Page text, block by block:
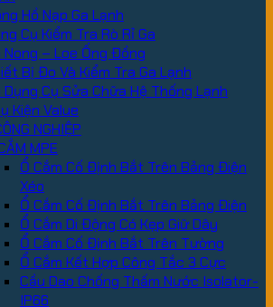
Hồ Nạp Ga Lạnh
Cụ Kiểm Tra Rò Rỉ Ga
Nong – Loe Ống Đồng
Bị Đo Và Kiểm Tra Ga Lạnh
Dụng Cụ Sửa Chữa Hệ Thống Lạnh
Kiện Value
NGHIỆP
MPE
Ổ Cắm Cố Định Bắt Trên Bảng Điện
Xéo
Ổ Cắm Cố Định Bắt Trên Bảng Điện
Ổ Cắm Di Động Có Kẹp Giữ Dây
Ổ Cắm Cố Định Bắt Trên Tường
Ổ Cắm Kết Hợp Công Tắc 3 Cực
Cầu Dao Chống Thấm Nước Isolator-
IP66